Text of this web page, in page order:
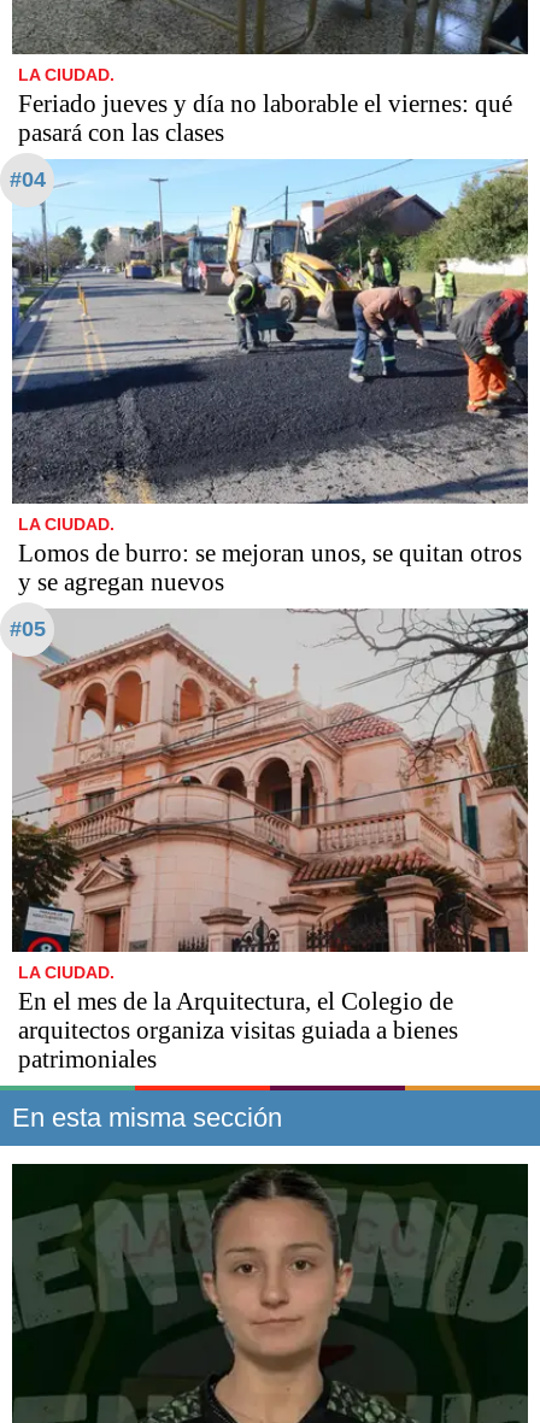
LA CIUDAD.
Feriado jueves y día no laborable el viernes: qué
pasará con las clases
#04
LA CIUDAD.
Lomos de burro: se mejoran unos, se quitan otros
y se agregan nuevos
#05
LA CIUDAD.
En el mes de la Arquitectura, el Colegio de
arquitectos organiza visitas guiada a bienes
patrimoniales
En esta misma sección